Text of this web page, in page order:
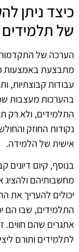
כיצד ניתן
של תלמידים
הערכה של התקדמות
מתבצעת באמצעות
עבודות קבוצתיות,
בהערכות מעצבות
התלמידים, ולא רק
נקודות החוזק
אישית של הלמידה.
בנוסף, קיום
מחשבותיהם ולהציג
יכולים להעריך את
התלמידים, שבו הם
אתגרים שהם חווים.
לתלמידים ותורם